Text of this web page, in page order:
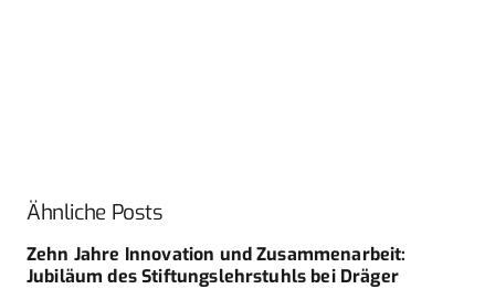
Ähnliche Posts
Zehn Jahre Innovation und Zusammenarbeit:
Jubiläum des Stiftungslehrstuhls bei Dräger